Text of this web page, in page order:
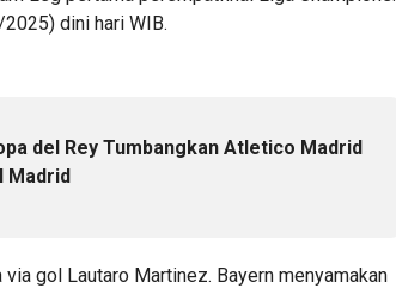
dini hari WIB.
del Rey Tumbangkan Atletico Madrid
Madrid
gol Lautaro Martinez. Bayern menyamakan